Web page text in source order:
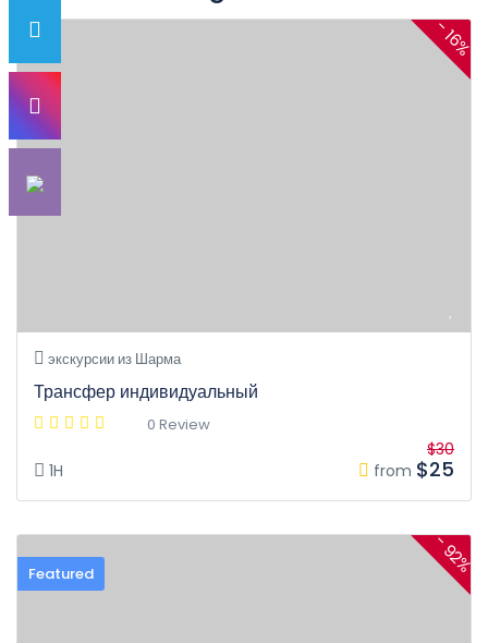
- 16%
экскурсии из Шарма
Трансфер индивидуальный
0 Review
1H from
$30
$25
Featured - 92%